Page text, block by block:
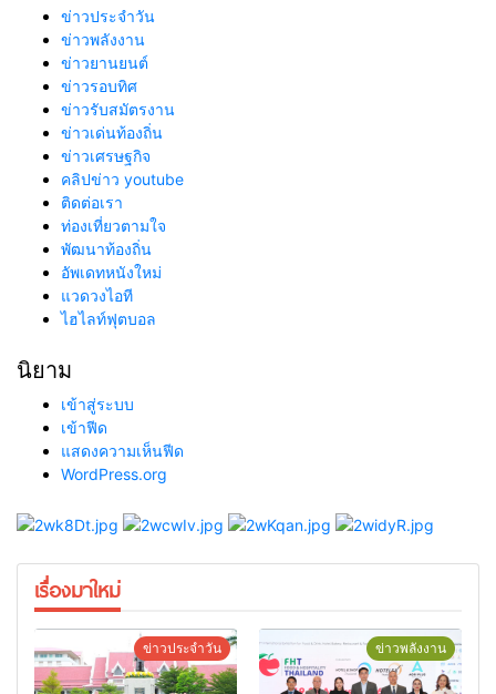
ข่าวประจำวัน
ข่าวพลังงาน
ข่าวยานยนต์
ข่าวรอบทิศ
ข่าวรับสมัตรงาน
ข่าวเด่นท้องถิ่น
ข่าวเศรษฐกิจ
คลิปข่าว youtube
ติดต่อเรา
ท่องเที่ยวตามใจ
พัฒนาท้องถิ่น
อัพเดทหนังใหม่
แวดวงไอที
ไฮไลท์ฟุตบอล
นิยาม
เข้าสู่ระบบ
เข้าฟีด
แสดงความเห็นฟีด
WordPress.org
เรื่องมาใหม่
ข่าวประจำวัน ข่าวพลังงาน